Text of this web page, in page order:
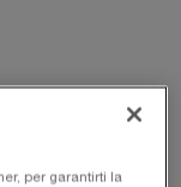
per garantirti la